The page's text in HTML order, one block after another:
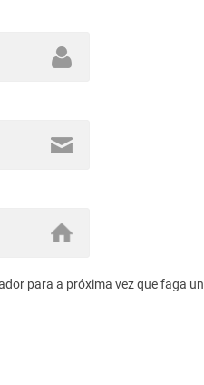
para a próxima vez que faga un